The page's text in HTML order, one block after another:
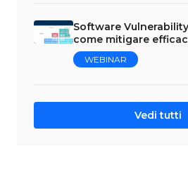
Software
come mitigare
WEBINAR
Vedi tutti